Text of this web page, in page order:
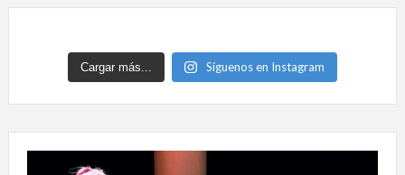
Cargar más... Síguenos en Instagram